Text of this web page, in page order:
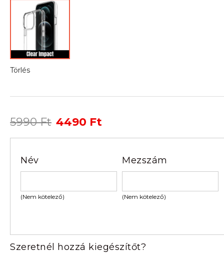
Törlés
5990Ft Original
4490 Ft
4490 Ft.
Név
(Nem kötelező)
Mezszám
(Nem kötelező)
Szeretnél hozzá kiegészítőt?